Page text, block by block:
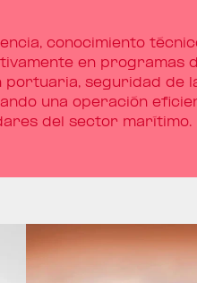
conocimiento
en programas
portuaria, seguridad de
una operación
del sector marítimo.